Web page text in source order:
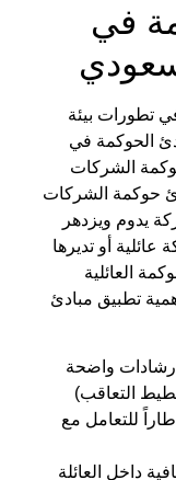
في
تطورات بيئة
الحوكمة في
الشركات
حوكمة الشركات
يدوم ويزدهر
أو تديرها
العائلية
تطبيق مبادئ
واضحة
التعاقب)
للتعامل مع
داخل العائلة